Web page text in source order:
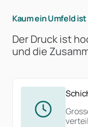
Kaum ein Umfeld
Der Druck ist
und die